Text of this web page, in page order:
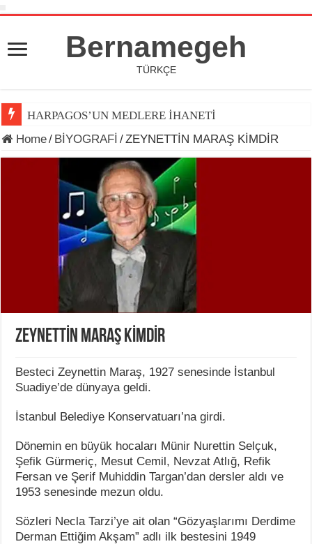
Bernamegeh
TÜRKÇE
HARPAGOS’UN MEDLERE İHANETİ
Home/ BİYOGRAFİ /ZEYNETTİN MARAŞ KİMDİR
ZEYNETTİN MARAŞ KİMDİR
Besteci Zeynettin Maraş, 1927 senesinde İstanbul
Suadiye’de dünyaya geldi.
İstanbul Belediye Konservatuarı’na girdi.
Dönemin en büyük hocaları Münir Nurettin Selçuk,
Şefik Gürmeriç, Mesut Cemil, Nevzat Atlığ, Refik
Fersan ve Şerif Muhiddin Targan’dan dersler aldı ve
1953 senesinde mezun oldu.
Sözleri Necla Tarzi’ye ait olan “Gözyaşlarımı Derdime
Derman Ettiğim Akşam” adlı ilk bestesini 1949